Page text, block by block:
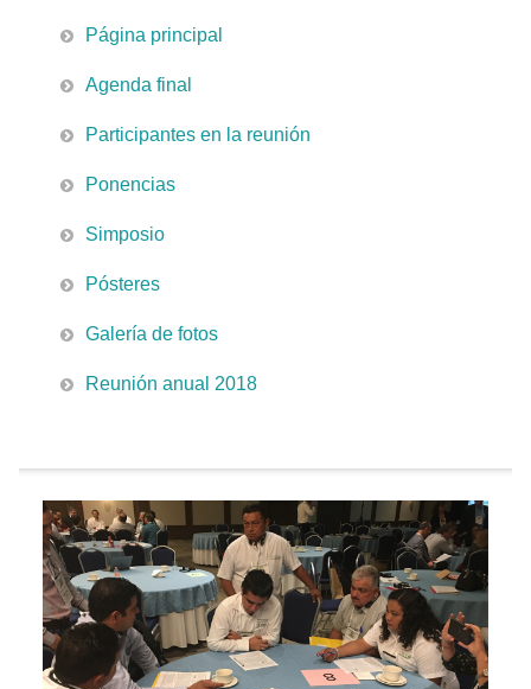
Página principal
Agenda final
Participantes en la reunión
Ponencias
Simposio
Pósteres
Galería de fotos
Reunión anual 2018